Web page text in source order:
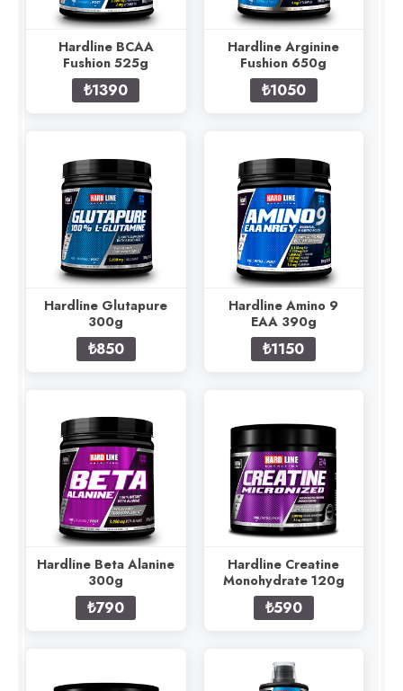
Hardline BCAA
Fushion 525g
₺1390
Hardline Arginine
Fushion 650g
₺1050
Hardline Glutapure
300g
₺850
Hardline Amino 9
EAA 390g
₺1150
Hardline Beta Alanine
300g
₺790
Hardline Creatine
Monohydrate 120g
₺590